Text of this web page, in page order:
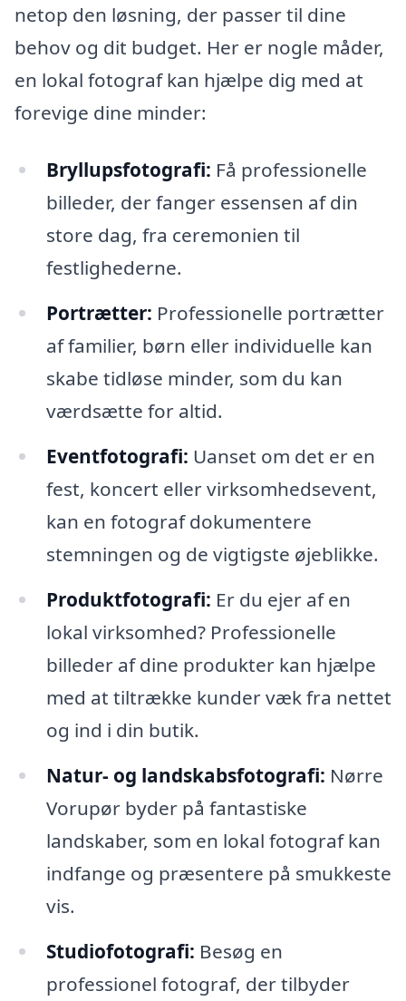
netop den løsning, der passer til dine
behov og dit budget. Her er nogle måder,
en lokal fotograf kan hjælpe dig med at
forevige dine minder:
Bryllupsfotografi: Få professionelle
billeder, der fanger essensen af din
store dag, fra ceremonien til
festlighederne.
Portrætter: Professionelle portrætter
af familier, børn eller individuelle kan
skabe tidløse minder, som du kan
værdsætte for altid.
Eventfotografi: Uanset om det er en
fest, koncert eller virksomhedsevent,
kan en fotograf dokumentere
stemningen og de vigtigste øjeblikke.
Produktfotografi: Er du ejer af en
lokal virksomhed? Professionelle
billeder af dine produkter kan hjælpe
med at tiltrække kunder væk fra nettet
og ind i din butik.
Natur- og landskabsfotografi: Nørre
Vorupør byder på fantastiske
landskaber, som en lokal fotograf kan
indfange og præsentere på smukkeste
vis.
Studiofotografi: Besøg en
professionel fotograf, der tilbyder